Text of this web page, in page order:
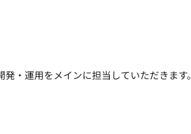
・運用をメインに担当していただきます。